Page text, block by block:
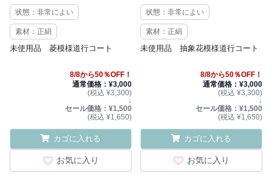
状態：非常によい
素材：正絹
未使用品 菱模様道行コート
8/8から50％OFF！
通常価格：¥3,000
(税込 ¥3,300)
↓
セール価格：¥1,500
(税込 ¥1,650)
カゴに入れる
お気に入り
状態：非常によい
素材：正絹
未使用品 抽象花模様道行コート
8/8から50％OFF！
通常価格：¥3,000
(税込 ¥3,300)
↓
セール価格：¥1,500
(税込 ¥1,650)
カゴに入れる
お気に入り